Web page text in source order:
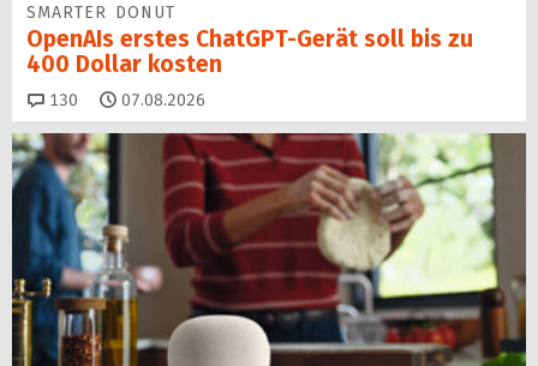
SMARTER DONUT
OpenAIs erstes ChatGPT-Gerät soll bis zu
400 Dollar kosten
130 Kommentare
07.08.2026